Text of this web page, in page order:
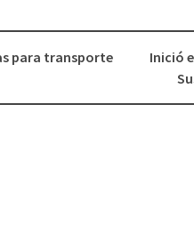
para transporte
Inició